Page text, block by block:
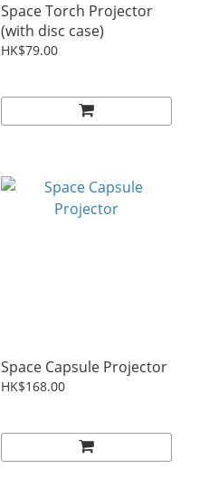
Space Torch Projector
(with disc case)
HK$79.00
Space Capsule Projector
HK$168.00